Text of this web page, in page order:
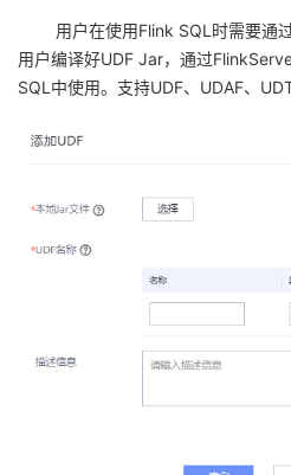
用户在使用Flink SQL 时需要通
用户编译好UDF Jar，通过
SQL 中使用。支持UDF、 UDAF、